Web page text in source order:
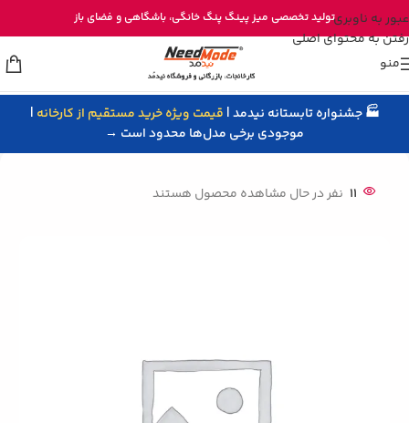
عبور به ناوبری
رفتن به محتوای اصلی
خرید مستقیم میز پینگ پنگ از تولیدی نیدمد
تولید تخصصی میز پینگ پنگ خانگی، باشگاهی و فضای باز
منو
🏭 جشنواره تابستانه نیدمد | قیمت ویژه خرید مستقیم از کارخانه |
موجودی برخی مدل‌ها محدود است →ربات پینگ پنگ
11 نفر در حال مشاهده محصول هستند